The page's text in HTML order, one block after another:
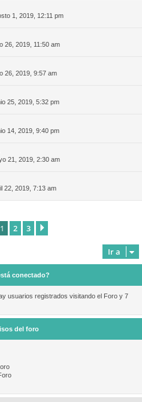
1, 2019, 12:11 pm
26, 2019, 11:50 am
26, 2019, 9:57 am
25, 2019, 5:32 pm
14, 2019, 9:40 pm
21, 2019, 2:30 am
22, 2019, 7:13 am
1 2 3
Ir a
conectado?
usuarios registrados visitando el Foro y 7
del foro